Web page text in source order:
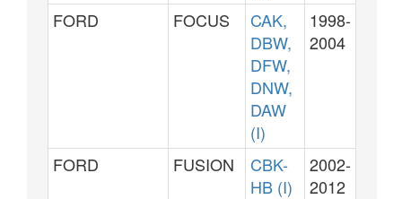
FORD FOCUS
CAK,
DBW,
DFW,
DNW,
DAW
(I)
1998-
2004
FORD FUSION
CBK-
HB (I)
2002-
2012